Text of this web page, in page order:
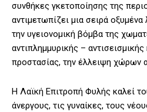
συνθήκες γκετοποίησης της
αντιμετωπίζει μια σειρά
την υγειονομική βόμβα της
αντιπλημμυρικής – αντισεισμικής
προστασίας, την έλλειψη χώρων
Η Λαϊκή Επιτροπή Φυλής καλεί
άνεργους, τις γυναίκες, τους